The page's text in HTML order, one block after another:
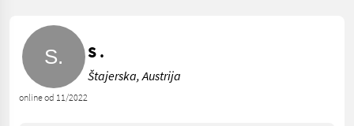
online od 11/2022
S .
Štajerska, Austrija